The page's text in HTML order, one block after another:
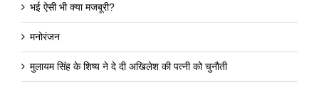
भई ऐसी भी क्या मजबूरी?
मनोरंजन
मुलायम सिंह के शिष्य ने दे दी अखिलेश की पत्नी को चुनौती